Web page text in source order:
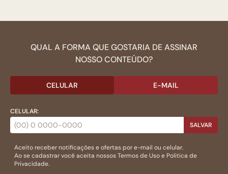
QUAL A FORMA QUE GOSTARIA DE ASSINAR
NOSSO CONTEÚDO?
CELULAR E-MAIL
CELULAR:
SALVAR
Aceito receber notificações e ofertas por e-mail ou celular.
Ao se cadastrar você aceita nossosTermos de Usoe Politica de
Privacidade.